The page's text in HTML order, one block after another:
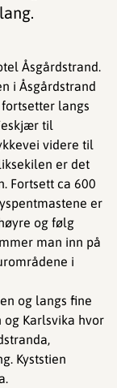
Åsgårdstrand.
i Åsgårdstrand
langs
til
videre til
er det
Fortsett ca 600
er
og følg
man inn på
i
og langs fine
Karlsvika hvor
Kyststien
marina.